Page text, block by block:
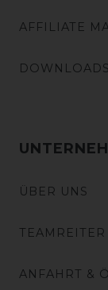
AFFILIATE
DOWNLOADS
ÜBER UNS
TEAMREITER
ANFAHRT &